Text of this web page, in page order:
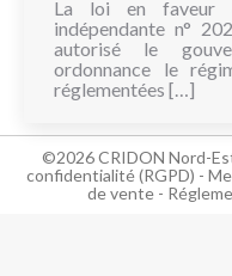
La loi en faveur
indépendante n°
autorisé le
ordonnance le
réglementées […]
©2026 CRIDON Nord-
confidentialité (RGPD) -
de vente -